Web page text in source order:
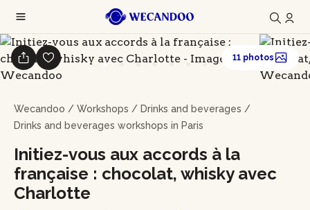
Wecandoo / Workshops / Drinks and beverages /
Drinks and beverages workshops in Paris
Initiez-vous aux accords à la
française : chocolat, whisky avec
Charlotte
11 photos